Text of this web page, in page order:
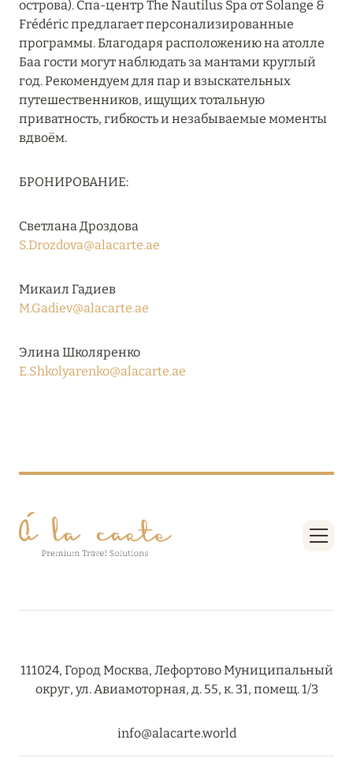
ВЫГОДНАЯ АРИФМЕТИКА ОТ ULTIMA GSTAAD
И ULTIMA COURCHEVEL
Подробнее
08 августа 2024
30 июля 2024
ONE&ONLY PORTONOVI: В АВГУСТЕ ПО
СПЕЦИАЛЬНЫМ ЦЕНАМ
05 июля 2024
THE ST. REGIS MALDIVES VOMMULI RESORT:
SIX SENSES HOTELS RESORTS SPAS: ОАЗИС
КОМФОРТА, ЗДОРОВЬЯ И ГАРМОНИЧНОГО
острова). Спа-центр The Nautilus Spa от Solange &
Frédéric предлагает персонализированные
программы. Благодаря расположению на атолле
Баа гости могут наблюдать за мантами круглый
год. Рекомендуем для пар и взыскательных
путешественников, ищущих тотальную
приватность, гибкость и незабываемые моменты
вдвоём.
БРОНИРОВАНИЕ:
Светлана Дроздова
S.Drozdova@alacarte.ae
Микаил Гадиев
M.Gadiev@alacarte.ae
Элина Школяренко
E.Shkolyarenko@alacarte.ae
111024, Город Москва, Лефортово Муниципальный
округ, ул. Авиамоторная, д. 55, к. 31, помещ. 1/3
info@alacarte.world